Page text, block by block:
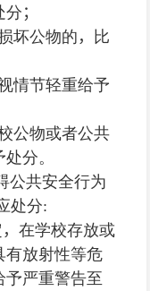
分 ；
坏公物的 ，
比
情节轻重给予
公物或者公共
分。
公共安全行为
处分:
， 在学校存放或
有放射性等危
予严重警告至